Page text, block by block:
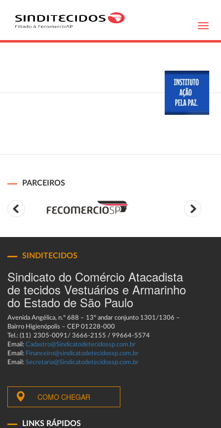
PARCEIROS
SINDITECIDOS
Sindicato do Comércio Atacadista
de tecidos Vestuários e Armarinho
do Estado de São Paulo
Avenida Angélica, n.º 688 – 13º andar conjunto 1301/1306 –
Bairro Higienópolis – CEP 01228-000
Tel.: (11) 2305-0091/ 3666-2155 / 99664-5574
Email: Cadastro@Sindicatodetecidossp.com.br
Email: Financeiro@sindicatodetecidossp.com.br
Email: Secretaria@Sindicatodetecidossp.com.br
COMO CHEGAR
LINKS RÁPIDOS